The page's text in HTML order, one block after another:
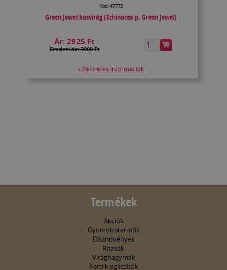
Kód: 47773
Green Jewel kasvirág (Echinacea p. Green Jewel)
Ár:2925 Ft
Eredeti ár: 3900 Ft
» Részletes információk
Termékek
Akciók
Gyümölcstermők
Dísznövények
Rózsák
Virághagymák
Kerti kiegészítők